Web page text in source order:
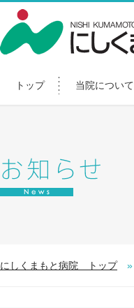
トップ 当院について
にしくまもと病院 トップ »